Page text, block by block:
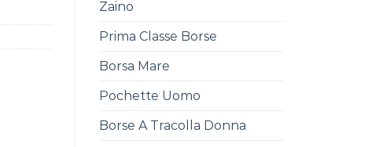
Zaino
Prima Classe Borse
Borsa Mare
Pochette Uomo
Borse A Tracolla Donna